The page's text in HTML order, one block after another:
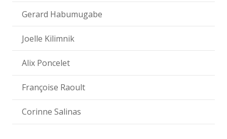
Gerard Habumugabe
Joelle Kilimnik
Alix Poncelet
Françoise Raoult
Corinne Salinas